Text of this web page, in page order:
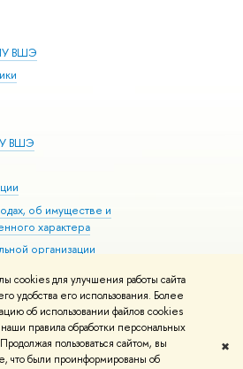
cookies для улучшения работы сайта
удобства его использования. Более
об использовании файлов cookies
правила обработки персональных
пользоваться сайтом, вы
что были проинформированы об
✖
ВШЭ
ВШЭ
об имуществе и
характера
организации
здоровья